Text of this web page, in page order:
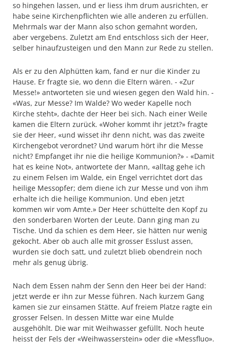
so hingehen lassen, und er liess ihm drum ausrichten, er
habe seine Kirchenpflichten wie alle anderen zu erfüllen.
Mehrmals war der Mann also schon gemahnt worden,
aber vergebens. Zuletzt am End entschloss sich der Heer,
selber hinaufzusteigen und den Mann zur Rede zu stellen.
Als er zu den Alphütten kam, fand er nur die Kinder zu
Hause. Er fragte sie, wo denn die Eltern wären. - «Zur
Messe!» antworteten sie und wiesen gegen den Wald hin. -
«Was, zur Messe? Im Walde? Wo weder Kapelle noch
Kirche steht», dachte der Heer bei sich. Nach einer Weile
kamen die Eltern zurück. «Woher kommt ihr jetzt?» fragte
sie der Heer, «und wisset ihr denn nicht, was das zweite
Kirchengebot verordnet? Und warum hört ihr die Messe
nicht? Empfanget ihr nie die heilige Kommunion?» - «Damit
hat es keine Not», antwortete der Mann, «alltag gehe ich
zu einem Felsen im Walde, ein Engel verrichtet dort das
heilige Messopfer; dem diene ich zur Messe und von ihm
erhalte ich die heilige Kommunion. Und eben jetzt
kommen wir vom Amte.» Der Heer schüttelte den Kopf zu
den sonderbaren Worten der Leute. Dann ging man zu
Tische. Und da schien es dem Heer, sie hätten nur wenig
gekocht. Aber ob auch alle mit grosser Esslust assen,
wurden sie doch satt, und zuletzt blieb obendrein noch
mehr als genug übrig.
Nach dem Essen nahm der Senn den Heer bei der Hand:
jetzt werde er ihn zur Messe führen. Nach kurzem Gang
kamen sie zur einsamen Stätte. Auf freiem Platze ragte ein
grosser Felsen. In dessen Mitte war eine Mulde
ausgehöhlt. Die war mit Weihwasser gefüllt. Noch heute
heisst der Fels der «Weihwasserstein» oder die «Messfluo».